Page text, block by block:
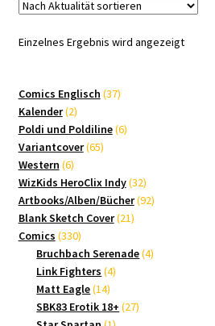
Einzelnes Ergebnis wird angezeigt
Comics Englisch 3737
Kalender 22
Produkte
Poldi und Poldiline 66
Variantcover 6565
Western 66
Produkte
WizKids HeroClix Indy 3232
Produkte
Artbooks/Alben/Bücher 9292
Blank Sketch Cover 2121
Comics 330330
Produkte
Bruchbach Serenade 44
Link Fighters 44
Matt Eagle 1414
Produkte
SBK83 Erotik 18+ 2727